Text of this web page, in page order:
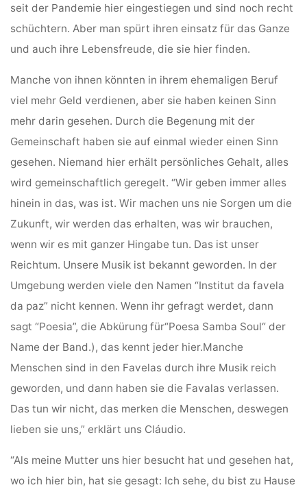
seit der Pandemie hier eingestiegen und sind noch recht
schüchtern. Aber man spürt ihren einsatz für das Ganze
und auch ihre Lebensfreude, die sie hier finden.
Manche von ihnen könnten in ihrem ehemaligen Beruf
viel mehr Geld verdienen, aber sie haben keinen Sinn
mehr darin gesehen. Durch die Begenung mit der
Gemeinschaft haben sie auf einmal wieder einen Sinn
gesehen. Niemand hier erhält persönliches Gehalt, alles
wird gemeinschaftlich geregelt. “Wir geben immer alles
hinein in das, was ist. Wir machen uns nie Sorgen um die
Zukunft, wir werden das erhalten, was wir brauchen,
wenn wir es mit ganzer Hingabe tun. Das ist unser
Reichtum. Unsere Musik ist bekannt geworden. In der
Umgebung werden viele den Namen “Institut da favela
da paz” nicht kennen. Wenn ihr gefragt werdet, dann
sagt “Poesia”, die Abkürung für“Poesa Samba Soul“ der
Name der Band.), das kennt jeder hier.Manche
Menschen sind in den Favelas durch ihre Musik reich
geworden, und dann haben sie die Favalas verlassen.
Das tun wir nicht, das merken die Menschen, deswegen
lieben sie uns,” erklärt uns Cláudio.
“Als meine Mutter uns hier besucht hat und gesehen hat,
wo ich hier bin, hat sie gesagt: Ich sehe, du bist zu Hause